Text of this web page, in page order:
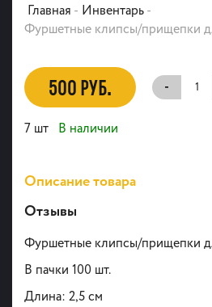
Главная - Инвентарь-
Фуршетные клипсы/прищепки
500 РУБ. -
7 шт В наличии
Описание товара
Отзывы
Фуршетные клипсы/прищепки
В пачки 100 шт.
Длина: 2,5 см